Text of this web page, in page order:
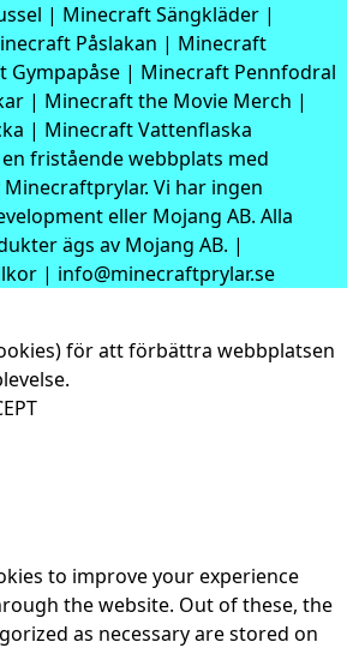
| Minecraft Sängkläder |
Påslakan | Minecraft
Gympapåse | Minecraft Pennfodral
| Minecraft the Movie Merch |
| Minecraft Vattenflaska
fristående webbplats med
Vi har ingen
eller Mojang AB. Alla
ägs av Mojang AB. |
| info@minecraftprylar.se
för att förbättra webbplatsen
to improve your experience
the website. Out of these, the
as necessary are stored on